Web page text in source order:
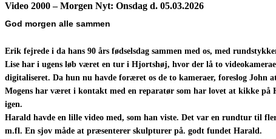
Video 2000 – Morgen Nyt: Onsdag d. 05.03.2026
God morgen alle sammen
Erik fejrede i da hans 90 års fødselsdag sammen med os, med
Lise har i ugens løb været en tur i Hjortshøj, hvor der lå to
digitaliseret. Da hun nu havde foræret os de to kameraer, foreslog
Mogens har været i kontakt med en reparatør som har lovet at kikke på
igen.
Harald havde en lille video med, som han viste. Det var en rundtur til
m.fl. En sjov måde at præsenterer skulpturer på. godt fundet Harald.